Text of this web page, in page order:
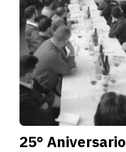
25° Aniversario